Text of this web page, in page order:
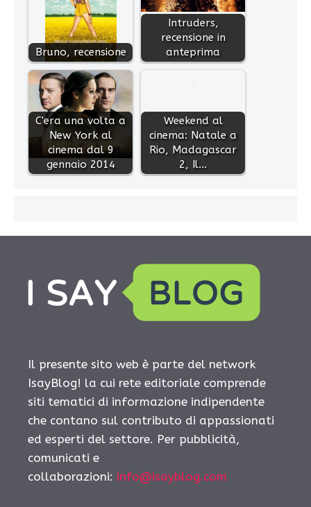
Bruno, recensione
Intruders,
recensione in
anteprima
C'era una volta a
New York al
cinema dal 9
gennaio 2014
Weekend al
cinema: Natale a
Rio, Madagascar
2, Il…
Il presente sito web è parte del network
IsayBlog! la cui rete editoriale comprende
siti tematici di informazione indipendente
che contano sul contributo di appassionati
ed esperti del settore. Per pubblicità,
comunicati e
collaborazioni: info@isayblog.com